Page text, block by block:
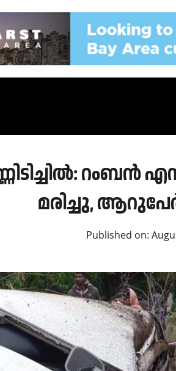
റംബൻ
മരിച്ചു,
Published on: